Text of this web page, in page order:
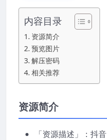
内容目录
资源简介
预览图片
解压密码
相关推荐
资源简介
「资源描述」：抖音